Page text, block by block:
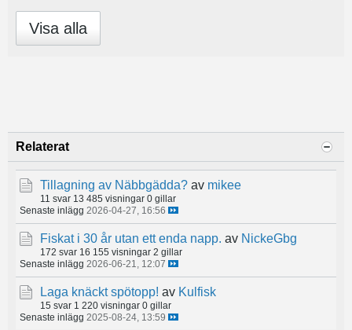
Visa alla
Relaterat
Tillagning av Näbbgädda? av mikee
11 svar 13 485 visningar 0 gillar
Senaste inlägg 2026-04-27, 16:56
Fiskat i 30 år utan ett enda napp. av NickeGbg
172 svar 16 155 visningar 2 gillar
Senaste inlägg 2026-06-21, 12:07
Laga knäckt spötopp! av Kulfisk
15 svar 1 220 visningar 0 gillar
Senaste inlägg 2025-08-24, 13:59